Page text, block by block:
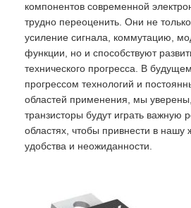
компонентов современной
трудно переоценить. Они не
усиление сигнала, коммутацию,
функции, но и способствуют
технического прогресса. В
прогрессом технологий и
областей применения, мы
транзисторы будут играть важную
областях, чтобы привнести в нашу
удобства и неожиданности.